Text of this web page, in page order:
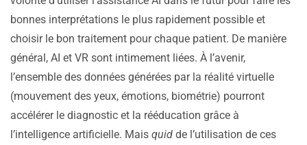
bonnes interprétations le plus rapidement possible et
choisir le bon traitement pour chaque patient. De manière
général, AI et VR sont intimement liées. À l’avenir,
l’ensemble des données générées par la réalité virtuelle
(mouvement des yeux, émotions, biométrie) pourront
accélérer le diagnostic et la rééducation grâce à
l’intelligence artificielle. Mais quid de l’utilisation de ces